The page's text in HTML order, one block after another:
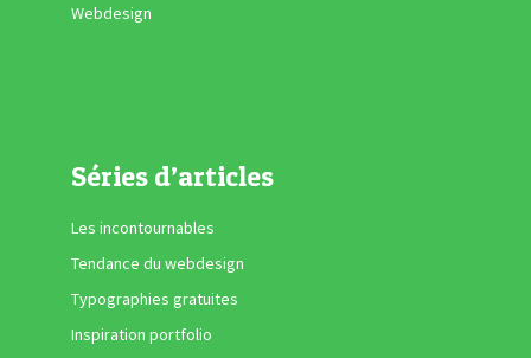
Webdesign
Séries d’articles
Les incontournables
Tendance du webdesign
Typographies gratuites
Inspiration portfolio